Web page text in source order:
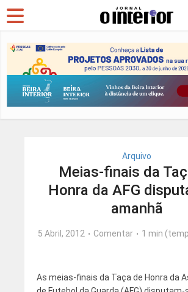
Arquivo
Meias-finais da
Honra da AFG
amanhã
5 Abril, 2012 Comentar 1 min
As meias-finais da Taça de Honra da